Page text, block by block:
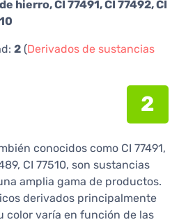
hierro, CI 77491, CI 77492, CI
2 (Derivados de sustancias
2
conocidos como CI 77491,
CI 77510, son sustancias
amplia gama de productos.
derivados principalmente
color varía en función de las